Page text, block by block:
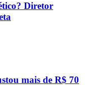
Diretor
mais de R$ 70